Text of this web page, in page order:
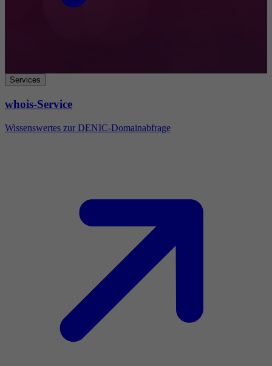
Services
whois-Service
Wissenswertes zur DENIC-Domainabfrage